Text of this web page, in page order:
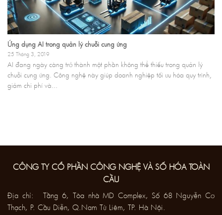
Ứng dụng AI trong quản lý chuỗi cung ứng
25 Tháng 3, 2019
AI đang ngày càng trở thành một phần không thể thiếu trong quản lý
chuỗi cung ứng. Công nghệ này giúp doanh nghiệp tối ưu hóa quy trình,
giảm chi phí và...
CÔNG TY CỔ PHẦN CÔNG NGHỆ VÀ SỐ HÓA TOÀN
CẦU
Địa chỉ: Tầng 6, Tòa nhà MD Complex, Số 68 Nguyễn Cơ
Thạch, P. Cầu Diễn, Q.Nam Từ Liêm, TP. Hà Nội.